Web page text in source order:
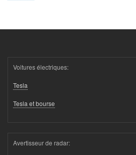
Voitures électriques:
Tesla
Tesla et bourse
Avertisseur de radar: